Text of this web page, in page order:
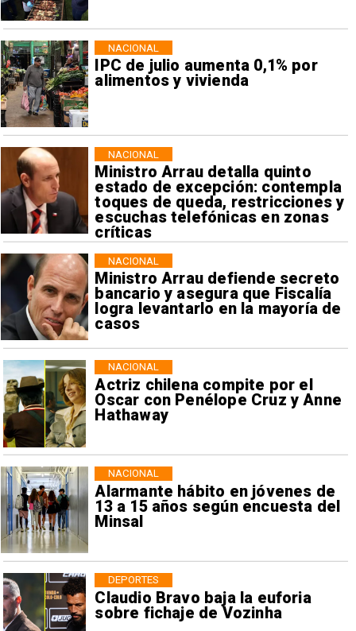
IPC de julio aumenta 0,1% por
alimentos y vivienda
NACIONAL
Ministro Arrau detalla quinto
estado de excepción: contempla
toques de queda, restricciones y
escuchas telefónicas en zonas
críticas
NACIONAL
Ministro Arrau defiende secreto
bancario y asegura que Fiscalía
logra levantarlo en la mayoría de
casos
NACIONAL
Actriz chilena compite por el
Oscar con Penélope Cruz y Anne
Hathaway
NACIONAL
Alarmante hábito en jóvenes de
13 a 15 años según encuesta del
Minsal
NACIONAL
Claudio Bravo baja la euforia
sobre fichaje de Vozinha
DEPORTES